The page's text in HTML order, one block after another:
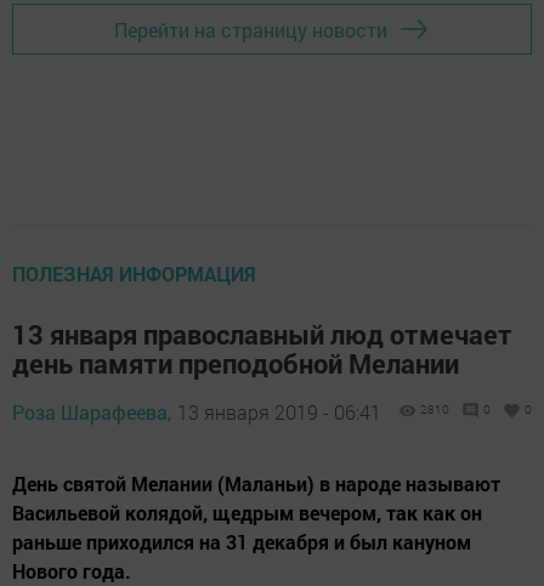
Перейти на страницу новости
ПОЛЕЗНАЯ ИНФОРМАЦИЯ
13 января православный люд отмечает
день памяти преподобной Мелании
Роза Шарафеева, 13 января 2019 - 06:41 2810 0 0
День святой Мелании (Маланьи) в народе называют
Васильевой колядой, щедрым вечером, так как он
раньше приходился на 31 декабря и был кануном
Нового года.